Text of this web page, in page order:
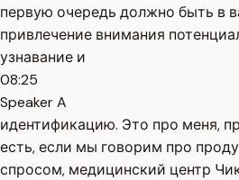
первую очередь должно быть в
привлечение внимания
узнавание и
08:25
Speaker A
идентификацию. Это про меня,
есть, если мы говорим про
спросом, медицинский центр